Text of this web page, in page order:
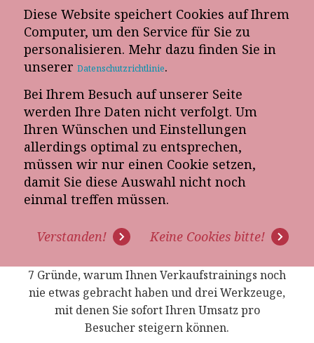
Diese Website speichert Cookies auf Ihrem
Computer, um den Service für Sie zu
personalisieren. Mehr dazu finden Sie in
unserer Datenschutzrichtlinie.
Bei Ihrem Besuch auf unserer Seite
werden Ihre Daten nicht verfolgt. Um
Ihren Wünschen und Einstellungen
allerdings optimal zu entsprechen,
müssen wir nur einen Cookie setzen,
damit Sie diese Auswahl nicht noch
einmal treffen müssen.
Verstanden! Keine Cookies bitte!
„Vereinbaren Sie einen Termin für eine
kostenfreie Verkaufspotenzialanalyse!“
Analysieren Sie mit uns unverbindlich, welches Potenzial für
mehr Umsatz in Ihrem Möbelhaus liegt.
ARTIKEL: "TAUSENDMAL
IST NICHTS PASSIERT!"
7 Gründe, warum Ihnen Verkaufstrainings noch
nie etwas gebracht haben und drei Werkzeuge,
mit denen Sie sofort Ihren Umsatz pro
Besucher steigern können.